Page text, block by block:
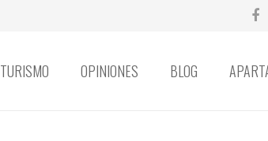
TURISMO OPINIONES BLOG